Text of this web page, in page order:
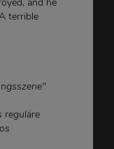
and he
terrible
reguläre